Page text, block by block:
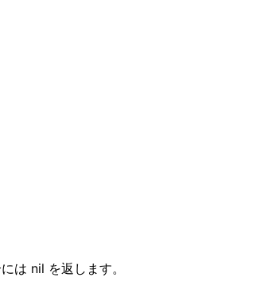
は nil を返します。